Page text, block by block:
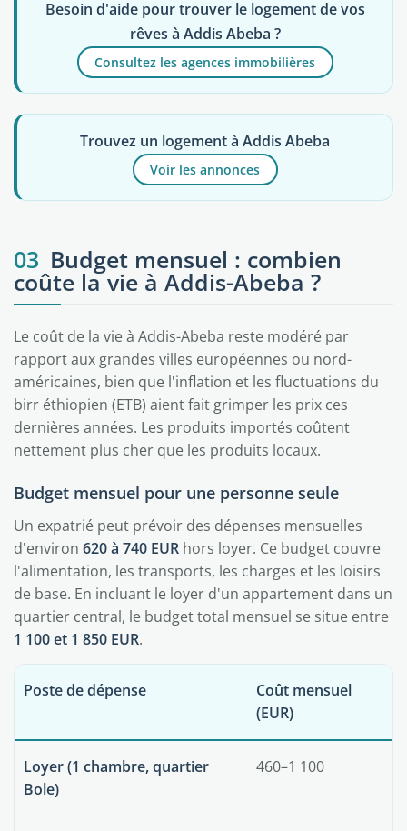
Besoin d'aide pour trouver le logement de vos
rêves à Addis Abeba ?
Consultez les agences immobilières
Trouvez un logement à Addis Abeba
Voir les annonces
03 Budget mensuel : combien
coûte la vie à Addis-Abeba ?
Le coût de la vie à Addis-Abeba reste modéré par
rapport aux grandes villes européennes ou nord-
américaines, bien que l'inflation et les fluctuations du
birr éthiopien (ETB) aient fait grimper les prix ces
dernières années. Les produits importés coûtent
nettement plus cher que les produits locaux.
Budget mensuel pour une personne seule
Un expatrié peut prévoir des dépenses mensuelles
d'environ 620 à 740 EUR hors loyer. Ce budget couvre
l'alimentation, les transports, les charges et les loisirs
de base. En incluant le loyer d'un appartement dans un
quartier central, le budget total mensuel se situe entre
1 100 et 1 850 EUR.
Poste de dépense
Coût mensuel
(EUR)
Loyer (1 chambre, quartier
Bole)
460–1 100